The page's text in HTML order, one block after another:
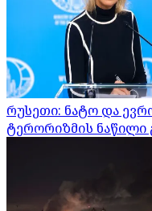
რუსეთი: ნატო და
ტერორიზმის ნაწილი